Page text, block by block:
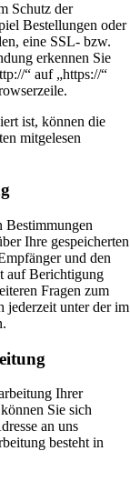
Schutz der
Bestellungen oder
eine SSL- bzw.
erkennen Sie
“ auf „https://“
ist, können die
mitgelesen
Bestimmungen
Ihre gespeicherten
und den
auf Berichtigung
Fragen zum
jederzeit unter der im
Ihrer
Sie sich
an uns
besteht in